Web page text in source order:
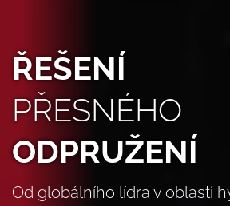
ŘEŠENÍ
PŘESNÉHO
ODPRUŽENÍ
Od globálního lídra v oblasti